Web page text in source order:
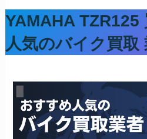
YAMAHA TZR125
人気のバイク買取